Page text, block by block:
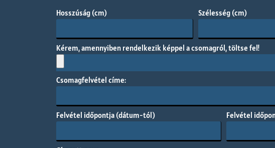
Hosszúság (cm) Szélesség (cm)
Kérem, amennyiben rendelkezik képpel a csomagról, töltse fel!
Csomagfelvétel címe:
Felvétel időpontja (dátum-tól) Felvétel